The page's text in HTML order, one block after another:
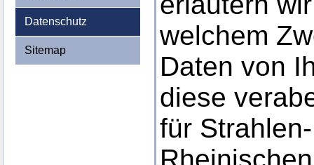
Datenschutz
Sitemap
welchem
Daten von
diese
für